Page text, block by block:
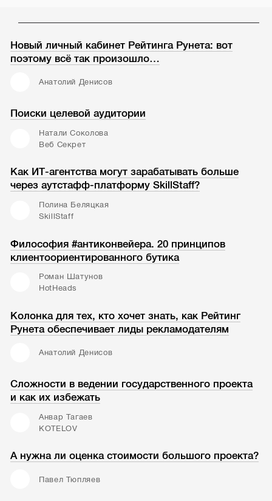
Новый личный кабинет Рейтинга Рунета: вот
поэтому всё так произошло…
Анатолий Денисов
Поиски целевой аудитории
Натали Соколова
Веб Секрет
Как ИТ-агентства могут зарабатывать больше
через аутстафф-платформу SkillStaff?
Полина Беляцкая
SkillStaff
Философия #антиконвейера. 20 принципов
клиентоориентированного бутика
Роман Шатунов
HotHeads
Колонка для тех, кто хочет знать, как Рейтинг
Рунета обеспечивает лиды рекламодателям
Анатолий Денисов
Сложности в ведении государственного проекта
и как их избежать
Анвар Тагаев
KOTELOV
А нужна ли оценка стоимости большого проекта?
Павел Тюпляев